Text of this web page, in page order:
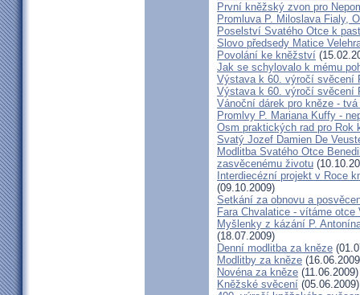
První kněžský zvon pro
Promluva P. Miloslava Fialy,
Poselství Svatého Otce k
Slovo předsedy Matice
Povolání ke kněžství
Jak se schylovalo k mému
Výstava k 60. výročí svěcení
Výstava k 60. výročí svěcení
Vánoční dárek pro kněze - tvá
Promlvy P. Mariana Kuffy -
Osm praktických rad pro Rok
Svatý Jozef Damien De
Modlitba Svatého Otce
zasvěcenému životu
Interdiecézní projekt v Roce
(09.10.2009)
Setkání za obnovu a
Fara Chvalatice - vítáme otce
Myšlenky z kázání P.
(18.07.2009)
Denní modlitba za kněze
Modlitby za kněze
Novéna za kněze (11.06.2009)
Kněžské svěcení (05.06.2009)